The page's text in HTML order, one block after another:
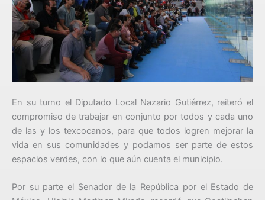
En su turno el Diputado Local Nazario Gutiérrez, reiteró el
compromiso de trabajar en conjunto por todos y cada uno
de las y los texcocanos, para que todos logren mejorar la
vida en sus comunidades y podamos ser parte de estos
espacios verdes, con lo que aún cuenta el municipio.
Por su parte el Senador de la República por el Estado de